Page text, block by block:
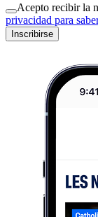
Acepto recibir la
privacidad para
Inscribirse